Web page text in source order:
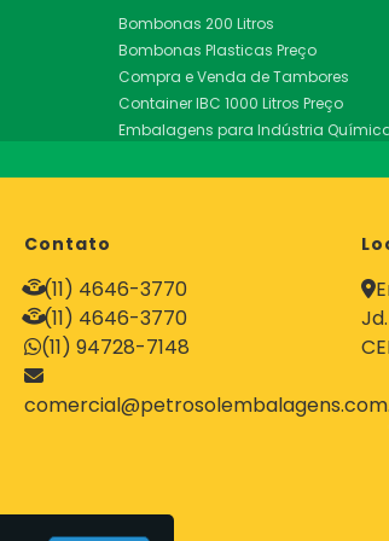
Bombonas 200 Litros
Bombonas Plasticas Preço
Compra e Venda de Tambores
Container IBC 1000 Litros Preço
Embalagens para Indústria
Empresa de Tambores
Recuperação e Comercialização
Recuperadora de Tambores
Tambor 200 Litros com Tampa
Tambor Metalico com Tampa
Tambor para Alimentos
Contato
(11) 4646-3770
(11) 4646-3770
(11) 94728-7148